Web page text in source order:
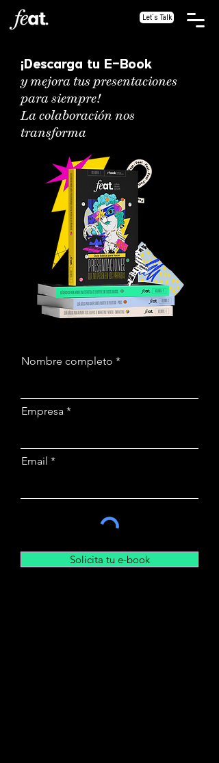
Let´s Talk
¡Descarga tu E-Book
y mejora tus presentaciones
para siempre!
La colaboración nos
transforma
Nombre completo
Empresa
Email
Solicita tu e-book